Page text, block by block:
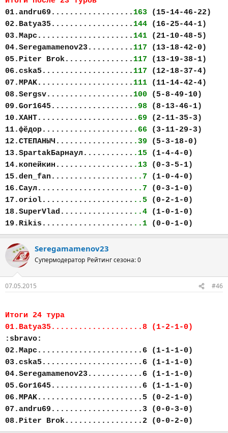
01.andru69.................. 163 (15-14-46-22)
02.Batya35.................. 144 (16-25-44-1)
03.Марс..................... 141 (21-10-48-5)
04.Seregamamenov23.......... 117 (13-18-42-0)
05.Piter Brok............... 117 (13-19-38-1)
06.cska5.................... 117 (12-18-37-4)
07.MPAK..................... 111 (11-14-42-4)
08.Sergsv................... 100 (5-8-49-10)
09.Gor1645.................. .98 (8-13-46-1)
10.ХАНТ..................... .69 (2-11-35-3)
11.фёдор.................... .66 (3-11-29-3)
12.СТЕПАНЫЧ................. .39 (5-3-18-0)
13.SpartakБарнаул........... .15 (1-4-4-0)
14.копейкин................. .13 (0-3-5-1)
15.den_fan.................. ..7 (1-0-4-0)
16.Саул..................... ..7 (0-3-1-0)
17.oriol.................... ..5 (0-2-1-0)
18.SuperVlad................ ..4 (1-0-1-0)
19.Rikis.................... ..1 (0-0-1-0)
Seregamamenov23
Супермодератор Рейтинг сезона: 0
07.05.2015 #46
Итоги 24 тура
01.Batya35....................8 (1-2-1-0)
:sbravo:
02.Марс.......................6 (1-1-1-0)
03.cska5......................6 (1-1-1-0)
04.Seregamamenov23............6 (1-1-1-0)
05.Gor1645....................6 (1-1-1-0)
06.MPAK.......................5 (0-2-1-0)
07.andru69....................3 (0-0-3-0)
08.Piter Brok.................2 (0-0-2-0)